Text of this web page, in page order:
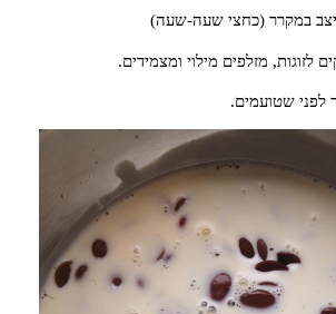
במקרר (כחצי שעה-שעה)
לזוגות, מזלפים מילוי ומצמידים.
לפני שטועמים.